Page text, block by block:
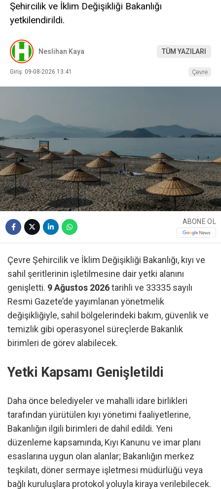
Şehircilik ve İklim Değişikliği Bakanlığı
yetkilendirildi.
Neslihan Kaya TÜM YAZILARI
Giriş: 09-08-2026 13:41 Çevre
ABONE OL
Çevre Şehircilik ve İklim Değişikliği Bakanlığı, kıyı ve
sahil şeritlerinin işletilmesine dair yetki alanını
genişletti. 9 Ağustos 2026tarihli ve 33335 sayılı
Resmi Gazete’de yayımlanan yönetmelik
değişikliğiyle, sahil bölgelerindeki bakım, güvenlik ve
temizlik gibi operasyonel süreçlerde Bakanlık
birimleri de görev alabilecek.
Yetki Kapsamı Genişletildi
Daha önce belediyeler ve mahalli idare birlikleri
tarafından yürütülen kıyı yönetimi faaliyetlerine,
Bakanlığın ilgili birimleri de dahil edildi. Yeni
düzenleme kapsamında, Kıyı Kanunu ve imar planı
esaslarına uygun olan alanlar; Bakanlığın merkez
teşkilatı, döner sermaye işletmesi müdürlüğü veya
bağlı kuruluşlara protokol yoluyla kiraya verilebilecek.